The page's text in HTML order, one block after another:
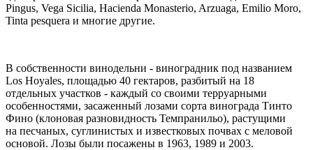
Pingus, Vega Sicilia, Hacienda Monasterio, Arzuaga, Emilio Moro,
Tinta pesquera и многие другие.
В собственности винодельни - виноградник под названием
Los Hoyales, площадью 40 гектаров, разбитый на 18
отдельных участков - каждый со своими терруарными
особенностями, засаженный лозами сорта винограда Тинто
Фино (клоновая разновидность Темпранильо), растущими
на песчаных, суглинистых и известковых почвах с меловой
основой. Лозы были посажены в 1963, 1989 и 2003.